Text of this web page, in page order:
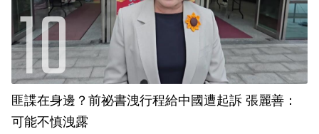
匪諜在身邊？前祕書洩行程給中國遭起訴 張麗善：
可能不慎洩露